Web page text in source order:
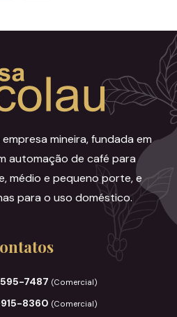
mineira, fundada em
automação de café para
médio e pequeno porte, e
para o uso doméstico.
7487 (Comercial)
8360 (Comercial)